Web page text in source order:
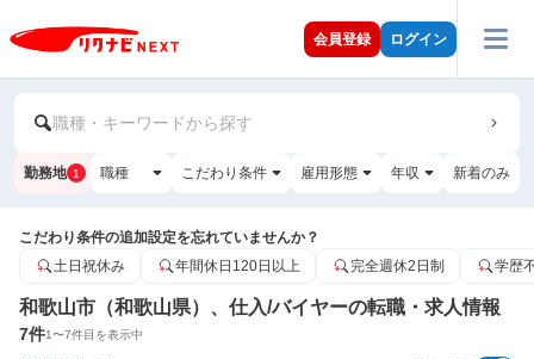
会員登録 ログイン
職種・キーワードから探す
勤務地 1 職種 こだわり条件 雇用形態 年収 新着のみ
こだわり条件の追加設定を忘れていませんか？
土日祝休み
年間休日120日以上 完全週休2日制 学歴
和歌山市（和歌山県）、仕入/バイヤーの転職・求人情報
7件1〜7件目を表示中